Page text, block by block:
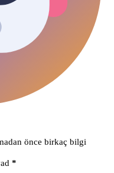
önce birkaç bilgi
*